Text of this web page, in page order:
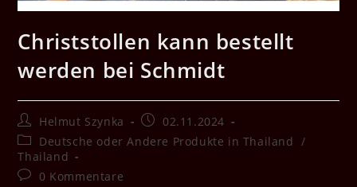
Christstollen kann bestellt
werden bei Schmidt
Beitrags-
Autor:
Helmut Szynka
Beitrag
veröffentlicht:
02.11.2024
Beitrags-
Kategorie:
Deutsche oder Andere Produkte in Thailand /
Thailand
Beitrags-
0 Kommentare